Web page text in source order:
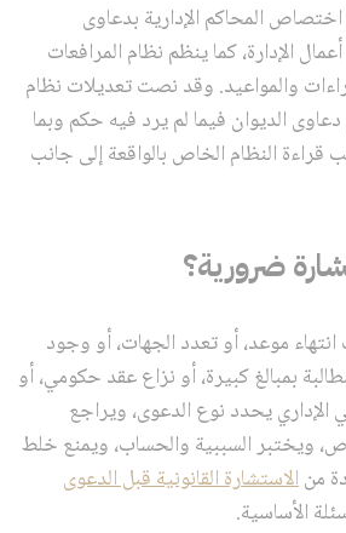
المحاكم الإدارية بدعاوى
الإدارة، كما ينظم نظام المرافعات
والمواعيد. وقد نصت تعديلات نظام
الديوان فيما لم يرد فيه حكم وبما
قراءة النظام الخاص بالواقعة إلى جانب
ضرورية؟
موعد، أو تعدد الجهات، أو وجود
بمبالغ كبيرة، أو نزاع عقد حكومي، أو
الإداري يحدد نوع الدعوى، ويراجع
ويختبر السببية والحساب، ويمنع خلط
منالاستشارة القانونية قبل الدعوى
الأساسية.